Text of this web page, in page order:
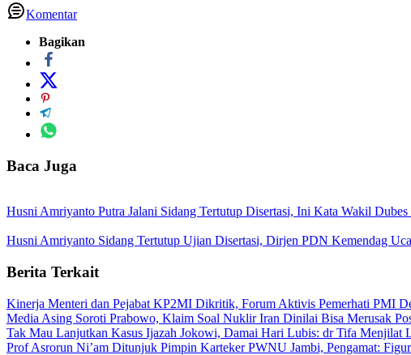
Komentar
Bagikan
Baca Juga
Husni Amriyanto Putra Jalani Sidang Tertutup Disertasi, Ini Kata Wakil
Husni Amriyanto Sidang Tertutup Ujian Disertasi, Dirjen PDN Kemendag
Berita Terkait
Kinerja Menteri dan Pejabat KP2MI Dikritik, Forum Aktivis Pemerhati PMI
Media Asing Soroti Prabowo, Klaim Soal Nuklir Iran Dinilai Bisa Merusak
Tak Mau Lanjutkan Kasus Ijazah Jokowi, Damai Hari Lubis: dr Tifa Menjilat
Prof Asrorun Ni’am Ditunjuk Pimpin Karteker PWNU Jambi, Pengamat: